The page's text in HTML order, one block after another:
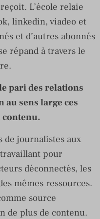
L’école relaie
linkedin, viadeo et
et d’autres abonnés
répand à travers le
pari des relations
sens large ces
contenu.
de journalistes aux
pour
déconnectés, les
mêmes ressources.
source
de plus de contenu.